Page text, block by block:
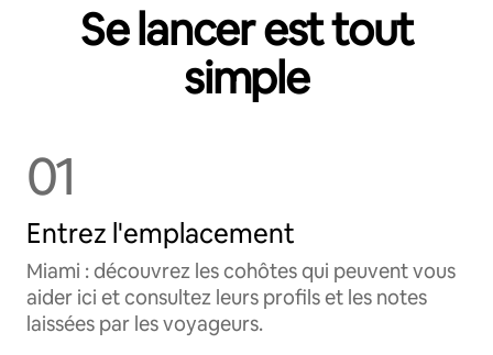
Se lancer est tout
simple
01
Entrez l'emplacement
Miami : découvrez les cohôtes qui peuvent vous
aider ici et consultez leurs profils et les notes
laissées par les voyageurs.